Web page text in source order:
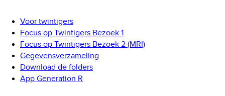
Voor twintigers
Focus op Twintigers Bezoek 1
Focus op Twintigers Bezoek 2 (MRI)
Gegevensverzameling
Download de folders
App Generation R